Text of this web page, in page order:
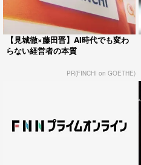
【見城徹×藤田晋】AI時代でも変わ
らない経営者の本質
PR(FINCHI on GOETHE)